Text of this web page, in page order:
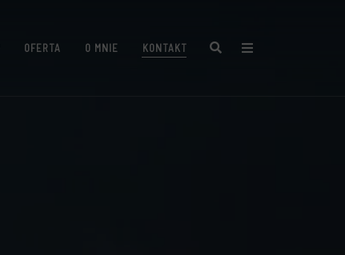
OFERTA O MNIE KONTAKT Search